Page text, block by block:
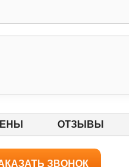
ОТЗЫВЫ
ЗВОНОК